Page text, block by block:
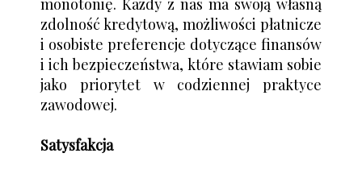
monotonię. Każdy z nas ma swoją własną
zdolność kredytową, możliwości płatnicze
i osobiste preferencje dotyczące finansów
i ich bezpieczeństwa, które stawiam sobie
jako priorytet w codziennej praktyce
zawodowej.
Satysfakcja